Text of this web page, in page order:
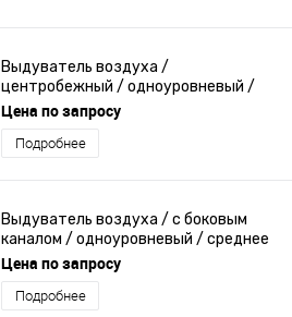
Выдуватель воздуха /
центробежный / одноуровневый /
высокое давление
Цена по запросу
Подробнее
Выдуватель воздуха / с боковым
каналом / одноуровневый / среднее
давление
Цена по запросу
Подробнее